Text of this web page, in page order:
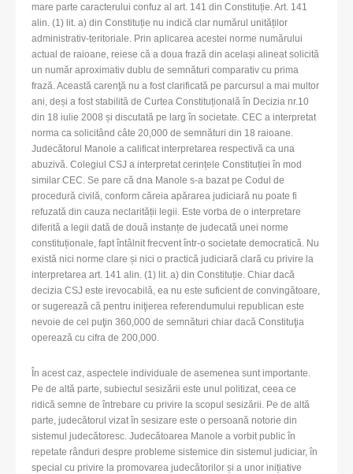
mare parte caracterului confuz al art. 141 din Constituție. Art. 141
alin. (1) lit. a) din Constituție nu indică clar numărul unităților
administrativ-teritoriale. Prin aplicarea acestei norme numărului
actual de raioane, reiese că a doua frază din același alineat solicită
un număr aproximativ dublu de semnături comparativ cu prima
frază. Această carenţă nu a fost clarificată pe parcursul a mai multor
ani, deși a fost stabilită de Curtea Constituțională în Decizia nr.10
din 18 iulie 2008 și discutată pe larg în societate. CEC a interpretat
norma ca solicitând câte 20,000 de semnături din 18 raioane.
Judecătorul Manole a calificat interpretarea respectivă ca una
abuzivă. Colegiul CSJ a interpretat cerințele Constituției în mod
similar CEC. Se pare că dna Manole s-a bazat pe Codul de
procedură civilă, conform căreia apărarea judiciară nu poate fi
refuzată din cauza neclarității legii. Este vorba de o interpretare
diferită a legii dată de două instanțe de judecată unei norme
constituționale, fapt întâlnit frecvent într-o societate democratică. Nu
există nici norme clare și nici o practică judiciară clară cu privire la
interpretarea art. 141 alin. (1) lit. a) din Constituție. Chiar dacă
decizia CSJ este irevocabilă, ea nu este suficient de convingătoare,
or sugerează că pentru iniţierea referendumului republican este
nevoie de cel puţin 360,000 de semnături chiar dacă Constituţia
operează cu cifra de 200,000.
În acest caz, aspectele individuale de asemenea sunt importante.
Pe de altă parte, subiectul sesizării este unul politizat, ceea ce
ridică semne de întrebare cu privire la scopul sesizării. Pe de altă
parte, judecătorul vizat în sesizare este o persoană notorie din
sistemul judecătoresc. Judecătoarea Manole a vorbit public în
repetate rânduri despre probleme sistemice din sistemul judiciar, în
special cu privire la promovarea judecătorilor și a unor inițiative